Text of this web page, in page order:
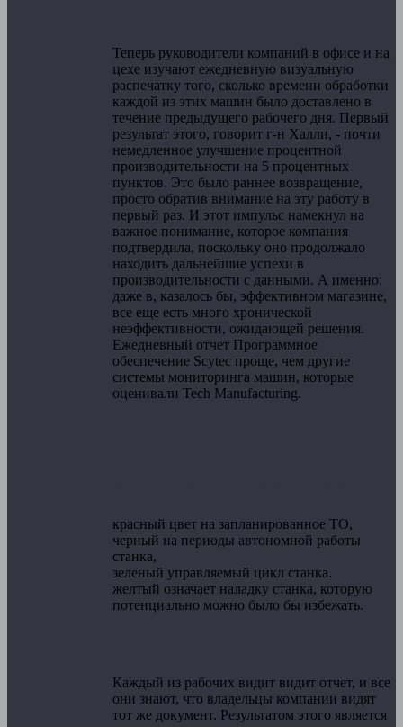
Теперь руководители компаний в офисе и на
цехе изучают ежедневную визуальную
распечатку того, сколько времени обработки
каждой из этих машин было доставлено в
течение предыдущего рабочего дня. Первый
результат этого, говорит г-н Халли, - почти
немедленное улучшение процентной
производительности на 5 процентных
пунктов. Это было раннее возвращение,
просто обратив внимание на эту работу в
первый раз. И этот импульс намекнул на
важное понимание, которое компания
подтвердила, поскольку оно продолжало
находить дальнейшие успехи в
производительности с данными. А именно:
даже в, казалось бы, эффективном магазине,
все еще есть много хронической
неэффективности, ожидающей решения.
Ежедневный отчет Программное
обеспечение Scytec проще, чем другие
системы мониторинга машин, которые
оценивали Tech Manufacturing.
красный цвет на запланированное ТО,
черный на периоды автономной работы
станка,
зеленый управляемый цикл станка.
желтый означает наладку станка, которую
потенциально можно было бы избежать.
Каждый из рабочих видит видит отчет, и все
они знают, что владельцы компании видят
тот же документ. Результатом этого является